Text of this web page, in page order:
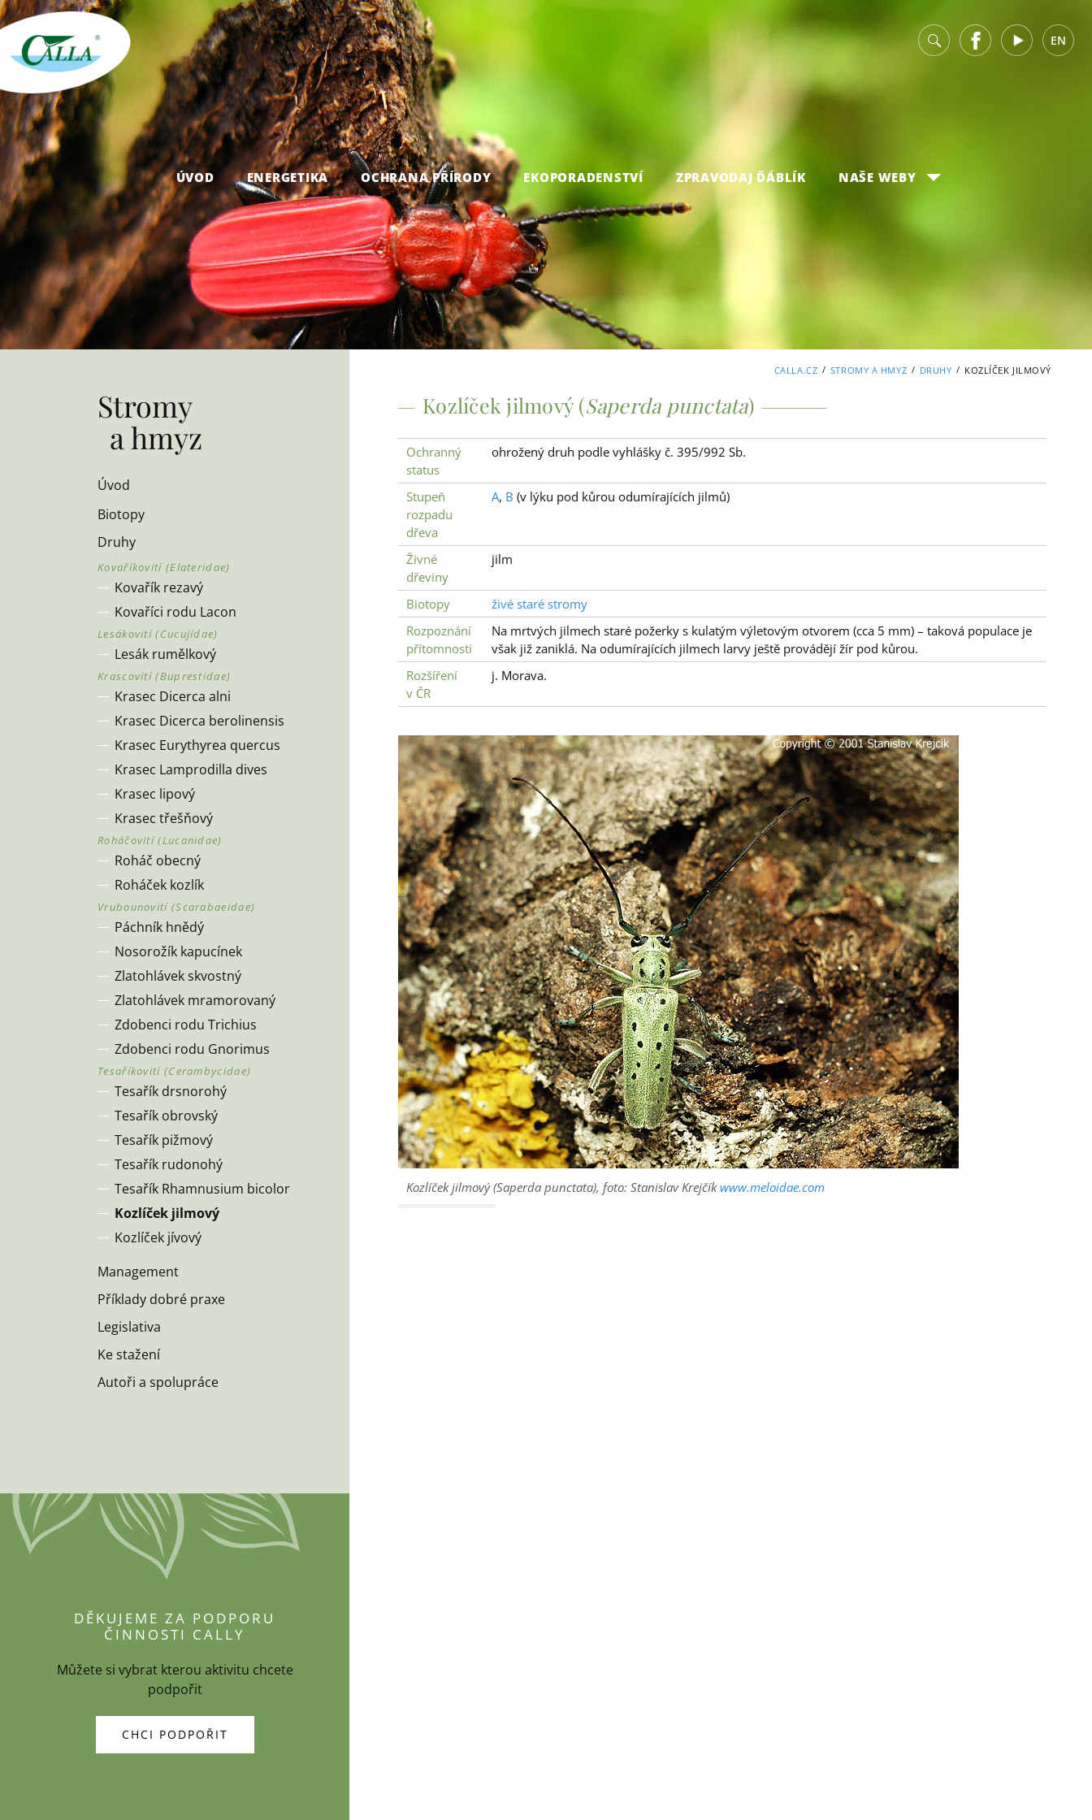
v FacebookYoutube EN
ÚVOD ENERGETIKA OCHRANA PŘÍRODY EKOPORADENSTVÍ ZPRAVODAJ ĎÁBLÍK NAŠE WEBY
CALLA.CZ / STROMY A HMYZ / DRUHY / KOZLÍČEK JILMOVÝ
Stromy
a hmyz
Úvod
Biotopy
Druhy
Kovařík rezavý
Kovaříci rodu Lacon
Lesák rumělkový
Krasec Dicerca alni
Krasec Dicerca berolinensis
Krasec Eurythyrea quercus
Krasec Lamprodilla dives
Krasec lipový
Krasec třešňový
Roháč obecný
Roháček kozlík
Páchník hnědý
Nosorožík kapucínek
Zlatohlávek skvostný
Zlatohlávek mramorovaný
Zdobenci rodu Trichius
Zdobenci rodu Gnorimus
Tesařík drsnorohý
Tesařík obrovský
Tesařík pižmový
Tesařík rudonohý
Tesařík Rhamnusium bicolor
Kozlíček jilmový
Kozlíček jívový
Management
Příklady dobré praxe
Legislativa
Ke stažení
Autoři a spolupráce
Kozlíček jilmový (Saperda punctata)
Ochranný
status
ohrožený druh podle vyhlášky č. 395/992 Sb.
Stupeň
rozpadu
dřeva
A, B (v lýku pod kůrou odumírajících jilmů)
Živné
dřeviny
jilm
Biotopy
živé staré stromy
Rozpoznání
přítomnosti
Na mrtvých jilmech staré požerky s kulatým výletovým otvorem (cca 5 mm) – taková populace je
však již zaniklá. Na odumírajících jilmech larvy ještě provádějí žír pod kůrou.
Rozšíření
v ČR
j. Morava.
Kozlíček jilmový (Saperda punctata), foto: Stanislav Krejčíkwww.meloidae.com
DĚKUJEME ZA PODPORU
ČINNOSTI CALLY
Můžete si vybrat kterou aktivitu chcete
podpořit
CHCI PODPOŘIT